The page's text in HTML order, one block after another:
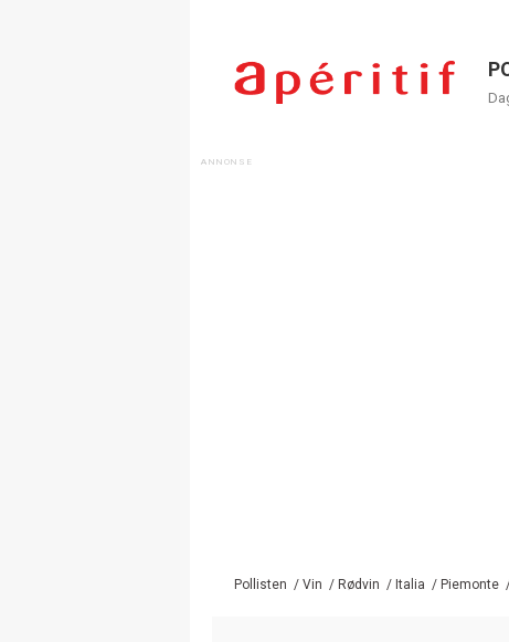
Pollisten / Vin / Rødvin / Italia / Piemonte